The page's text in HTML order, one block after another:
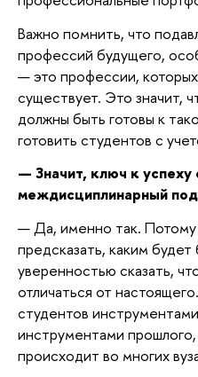
Важно помнить, что
профессий будущего,
— это профессии,
существует. Это значит,
должны быть готовы к
готовить студентов с
— Значит, ключ к
междисциплинарный
— Да, именно так.
предсказать, каким
уверенностью сказать,
отличаться от
студентов
инструментами
происходит во многих